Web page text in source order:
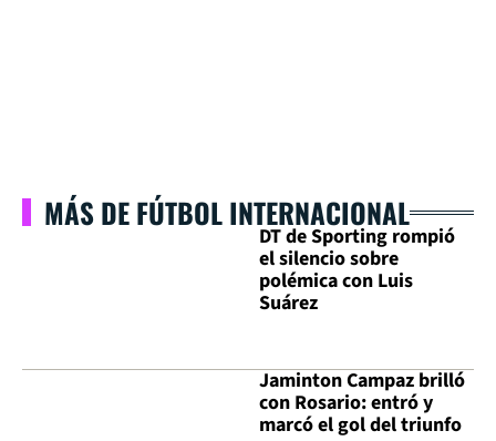
MÁS DE FÚTBOL INTERNACIONAL
DT de Sporting rompió
el silencio sobre
polémica con Luis
Suárez
Jaminton Campaz brilló
con Rosario: entró y
marcó el gol del triunfo